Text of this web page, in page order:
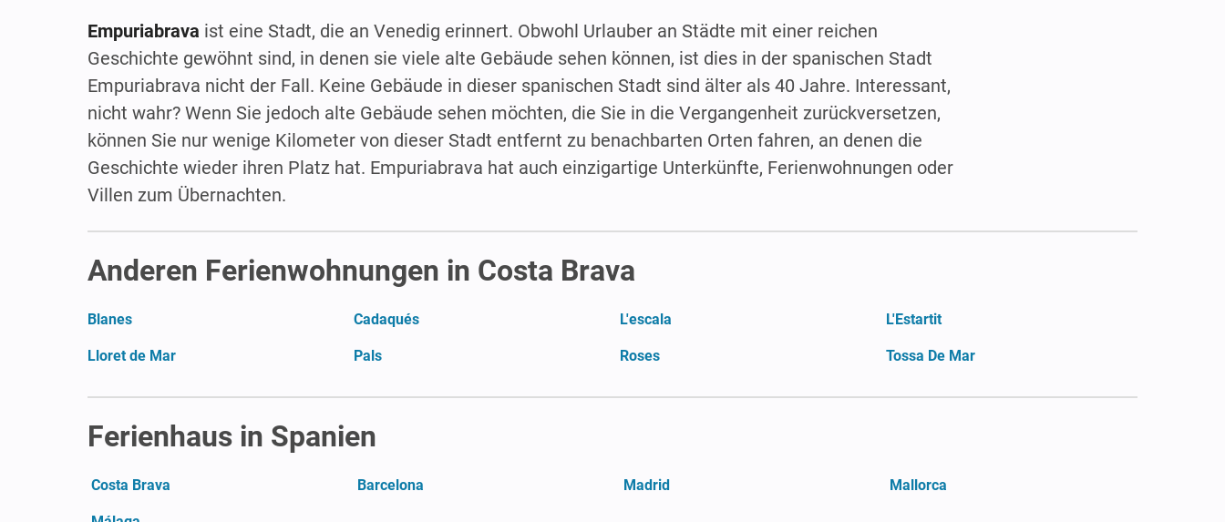
Empuriabrava ist eine Stadt, die an Venedig erinnert. Obwohl Urlauber an Städte mit einer reichen
Geschichte gewöhnt sind, in denen sie viele alte Gebäude sehen können, ist dies in der spanischen Stadt
Empuriabrava nicht der Fall. Keine Gebäude in dieser spanischen Stadt sind älter als 40 Jahre. Interessant,
nicht wahr? Wenn Sie jedoch alte Gebäude sehen möchten, die Sie in die Vergangenheit zurückversetzen,
können Sie nur wenige Kilometer von dieser Stadt entfernt zu benachbarten Orten fahren, an denen die
Geschichte wieder ihren Platz hat. Empuriabrava hat auch einzigartige Unterkünfte, Ferienwohnungen oder
Villen zum Übernachten.
Anderen Ferienwohnungen in Costa Brava
Blanes Cadaqués L'escala L'Estartit
Lloret de Mar Pals Roses Tossa De Mar
Ferienhaus in Spanien
Costa Brava Barcelona Madrid Mallorca